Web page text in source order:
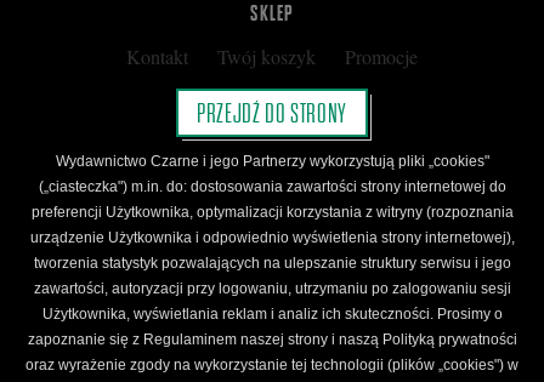
SKLEP
Kontakt Twój koszyk
Promocje
Kup kartę podarunkową
Nota prawna
Regulamin
Polityka prywatności
Regulamin Klubu Czarnego
Regulamin Karty Podarunkowej
ŚLEDŹ CZARNE
Facebook YouTube Instagram Newsletter
PRZEJDŹ DO STRONY
Wydawnictwo Czarne i jego Partnerzy wykorzystują pliki „cookies"
(„ciasteczka") m.in. do: dostosowania zawartości strony internetowej do
preferencji Użytkownika, optymalizacji korzystania z witryny (rozpoznania
urządzenie Użytkownika i odpowiednio wyświetlenia strony internetowej),
tworzenia statystyk pozwalających na ulepszanie struktury serwisu i jego
zawartości, autoryzacji przy logowaniu, utrzymaniu po zalogowaniu sesji
Użytkownika, wyświetlania reklam i analiz ich skuteczności. Prosimy o
zapoznanie się z Regulaminem naszej strony i naszą Polityką prywatności
oraz wyrażenie zgody na wykorzystanie tej technologii (plików „cookies") w